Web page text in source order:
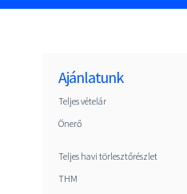
Ajánlatunk
Teljes vételár
Önerő
Teljes havi törlesztőrészlet
THM